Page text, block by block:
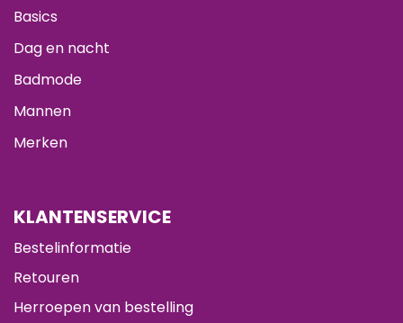
Basics
Dag en nacht
Badmode
Mannen
Merken
KLANTENSERVICE
Bestelinformatie
Retouren
Herroepen van bestelling